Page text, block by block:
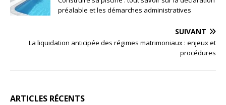
préalable et les démarches administratives
SUIVANT
La liquidation anticipée des régimes matrimoniaux : enjeux et
procédures
ARTICLES RÉCENTS